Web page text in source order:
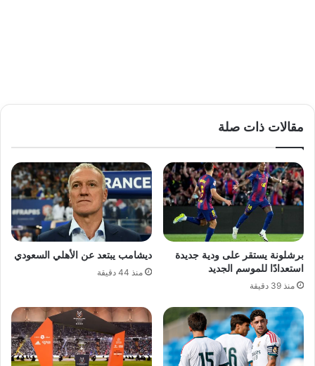
مقالات ذات صلة
برشلونة يستقر على ودية جديدة
استعدادًا للموسم الجديد
منذ 39 دقيقة
ديشامب يبتعد عن الأهلي السعودي
منذ 44 دقيقة